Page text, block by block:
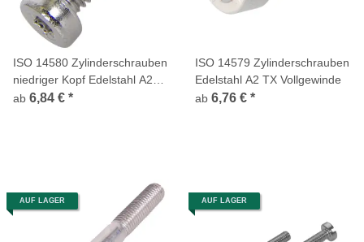
ISO 14580 Zylinderschrauben
niedriger Kopf Edelstahl A2
TX
ab 6,84 € *
ISO 14579 Zylinderschrauben
Edelstahl A2 TX Vollgewinde
ab 6,76 € *
AUF LAGER AUF LAGER